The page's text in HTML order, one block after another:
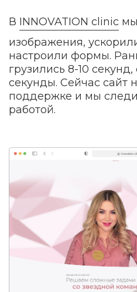
В INNOVATION clinic
изображения,
настроили формы.
грузились 8-10 секунд,
секунды. Сейчас сайт
поддержке и мы
работой.